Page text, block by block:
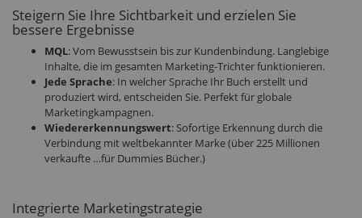
Steigern Sie Ihre Sichtbarkeit und erzielen Sie
bessere Ergebnisse
MQL: Vom Bewusstsein bis zur Kundenbindung. Langlebige
Inhalte, die im gesamten Marketing-Trichter funktionieren.
Jede Sprache: In welcher Sprache Ihr Buch erstellt und
produziert wird, entscheiden Sie. Perfekt für globale
Marketingkampagnen.
Wiedererkennungswert: Sofortige Erkennung durch die
Verbindung mit weltbekannter Marke (über 225 Millionen
verkaufte …für Dummies Bücher.)
Integrierte Marketingstrategie